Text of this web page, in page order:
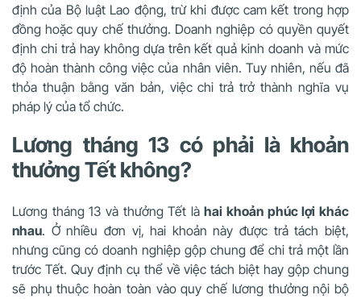
định của Bộ luật Lao động, trừ khi được cam kết trong hợp
đồng hoặc quy chế thưởng. Doanh nghiệp có quyền quyết
định chi trả hay không dựa trên kết quả kinh doanh và mức
độ hoàn thành công việc của nhân viên. Tuy nhiên, nếu đã
thỏa thuận bằng văn bản, việc chi trả trở thành nghĩa vụ
pháp lý của tổ chức.
Lương tháng 13 có phải là khoản
thưởng Tết không?
Lương tháng 13 và thưởng Tết làhai khoản phúc lợi khác
nhau. Ở nhiều đơn vị, hai khoản này được trả tách biệt,
nhưng cũng có doanh nghiệp gộp chung để chi trả một lần
trước Tết. Quy định cụ thể về việc tách biệt hay gộp chung
sẽ phụ thuộc hoàn toàn vào quy chế lương thưởng nội bộ